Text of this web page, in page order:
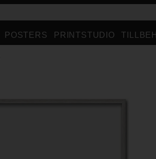
POSTERS PRINTSTUDIO